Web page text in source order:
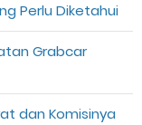
Perlu Diketahui
Grabcar
dan Komisinya